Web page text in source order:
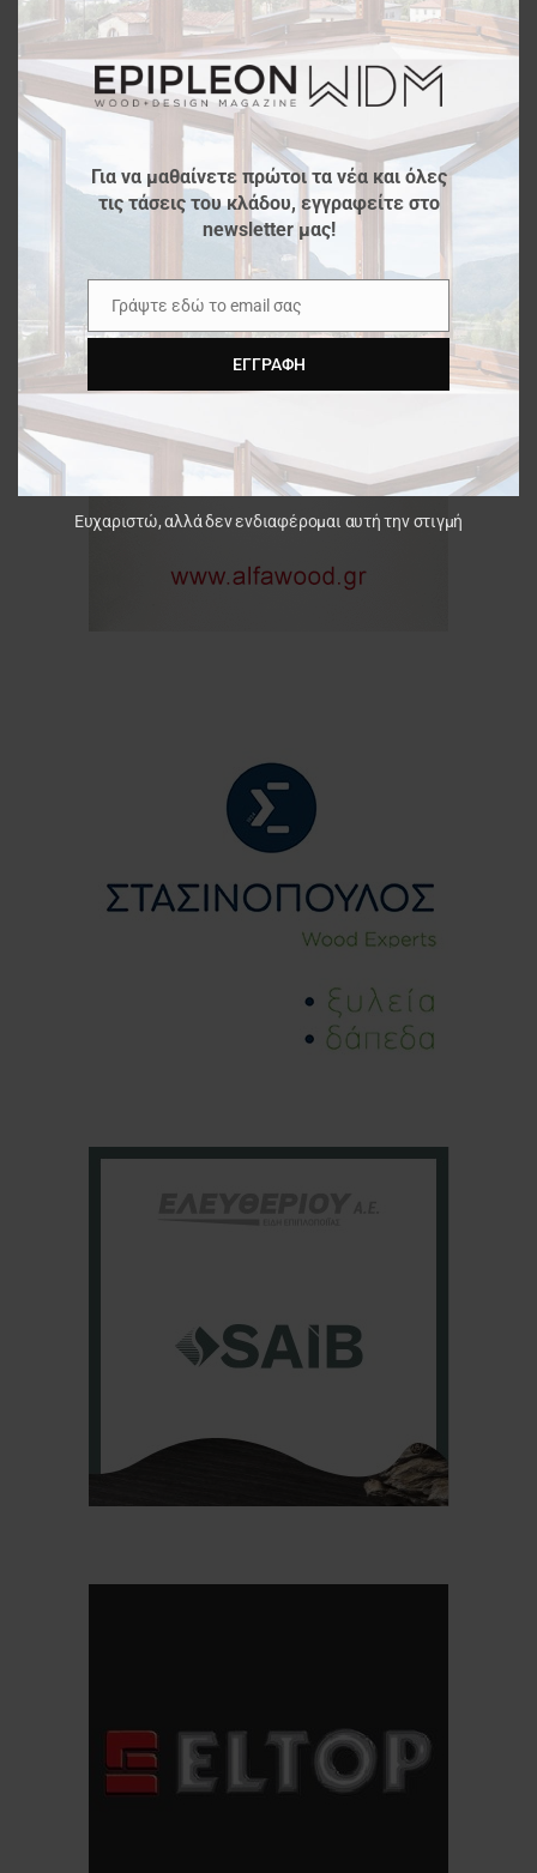
Για να μαθαίνετε πρώτοι τα νέα και όλες
τις τάσεις του κλάδου, εγγραφείτε στο
newsletter μας!
Email
Γράψτε εδώ το email σας
ΕΓΓΡΑΦΉ
Ευχαριστώ, αλλά δεν ενδιαφέρομαι αυτή την στιγμή